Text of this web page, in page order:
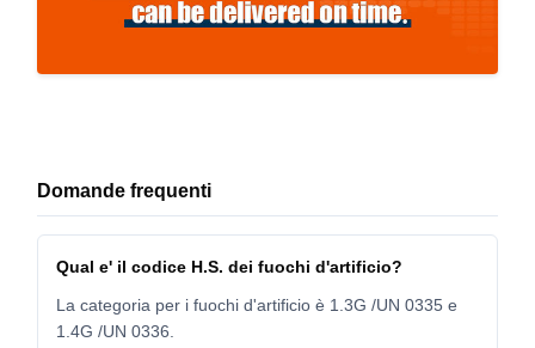
Domande frequenti
Qual e' il codice H.S. dei fuochi d'artificio?
La categoria per i fuochi d'artificio è 1.3G /UN 0335 e
1.4G /UN 0336.